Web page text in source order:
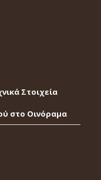
Στοιχεία
στο Οινόραμα